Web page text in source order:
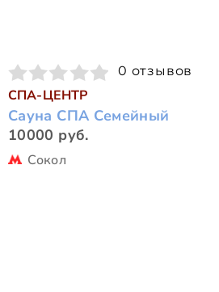
0 отзывов
СПА-ЦЕНТР
Сауна СПА Семейный
10000 руб.
Сокол